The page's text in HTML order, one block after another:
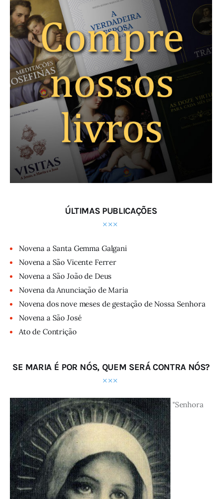
ÚLTIMAS PUBLICAÇÕES
Novena a Santa Gemma Galgani
Novena a São Vicente Ferrer
Novena a São João de Deus
Novena da Anunciação de Maria
Novena dos nove meses de gestação de Nossa Senhora
Novena a São José
Ato de Contrição
SE MARIA É POR NÓS, QUEM SERÁ CONTRA NÓS?
"Senhora